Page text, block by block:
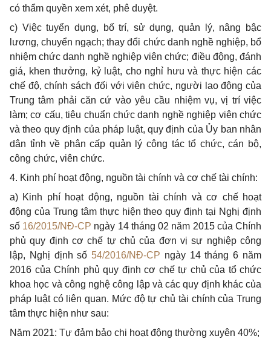
có thẩm quyền xem xét, phê duyệt.
c) Việc tuyển dụng, bố trí, sử dụng, quản lý, nâng bậc
lương, chuyển ngạch; thay đổi chức danh nghề nghiệp, bổ
nhiệm chức danh nghề nghiệp viên chức; điều động, đánh
giá, khen thưởng, kỷ luật, cho nghỉ hưu và thực hiện các
chế độ, chính sách đối với viên chức, người lao động của
Trung tâm phải căn cứ vào yêu cầu nhiệm vụ, vị trí việc
làm; cơ cấu, tiêu chuẩn chức danh nghề nghiệp viên chức
và theo quy định của pháp luật, quy định của Ủy ban nhân
dân tỉnh về phân cấp quản lý công tác tổ chức, cán bộ,
công chức, viên chức.
4. Kinh phí hoạt động, nguồn tài chính và cơ chế tài chính:
a) Kinh phí hoạt động, nguồn tài chính và cơ chế hoạt
động của Trung tâm thực hiện theo quy định tại Nghị định
số 16/2015/NĐ-CP ngày 14 tháng 02 năm 2015 của Chính
phủ quy định cơ chế tự chủ của đơn vị sự nghiệp công
lập, Nghị định số 54/2016/NĐ-CP ngày 14 tháng 6 năm
2016 của Chính phủ quy định cơ chế tự chủ của tổ chức
khoa học và công nghệ công lập và các quy định khác của
pháp luật có liên quan. Mức độ tự chủ tài chính của Trung
tâm thực hiện như sau:
Năm 2021: Tự đảm bảo chi hoạt động thường xuyên 40%;